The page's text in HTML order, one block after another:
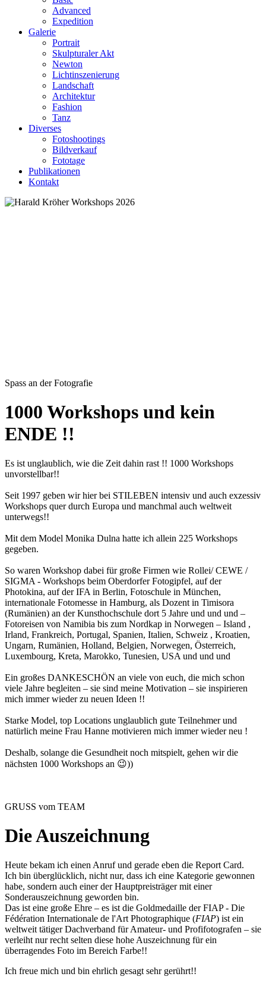
Advanced
Expedition
Galerie
Portrait
Skulpturaler Akt
Newton
Lichtinszenierung
Landschaft
Architektur
Fashion
Tanz
Diverses
Fotoshootings
Bildverkauf
Fototage
Publikationen
Kontakt
Spass an der Fotografie
1000 Workshops und kein
ENDE !!
Es ist unglaublich, wie die Zeit dahin rast !! 1000 Workshops
unvorstellbar!!
Seit 1997 geben wir hier bei STILEBEN intensiv und auch exzessiv
Workshops quer durch Europa und manchmal auch weltweit
unterwegs!!
Mit dem Model Monika Dulna hatte ich allein 225 Workshops
gegeben.
So waren Workshop dabei für große Firmen wie Rollei/ CEWE /
SIGMA - Workshops beim Oberdorfer Fotogipfel, auf der
Photokina, auf der IFA in Berlin, Fotoschule in München,
internationale Fotomesse in Hamburg, als Dozent in Timisora
(Rumänien) an der Kunsthochschule dort 5 Jahre und und und –
Fotoreisen von Namibia bis zum Nordkap in Norwegen – Island ,
Irland, Frankreich, Portugal, Spanien, Italien, Schweiz , Kroatien,
Ungarn, Rumänien, Holland, Belgien, Norwegen, Österreich,
Luxembourg, Kreta, Marokko, Tunesien, USA und und und
Ein großes DANKESCHÖN an viele von euch, die mich schon
viele Jahre begleiten – sie sind meine Motivation – sie inspirieren
mich immer wieder zu neuen Ideen !!
Starke Model, top Locations unglaublich gute Teilnehmer und
natürlich meine Frau Hanne motivieren mich immer wieder neu !
Deshalb, solange die Gesundheit noch mitspielt, gehen wir die
nächsten 1000 Workshops an 😉))
GRUSS vom TEAM
Die Auszeichnung
Heute bekam ich einen Anruf und gerade eben die Report Card.
Ich bin überglücklich, nicht nur, dass ich eine Kategorie gewonnen
habe, sondern auch einer der Hauptpreisträger mit einer
Sonderauszeichnung geworden bin.
Das ist eine große Ehre – es ist die Goldmedaille der FIAP - Die
Fédération Internationale de l'Art Photographique (FIAP) ist ein
weltweit tätiger Dachverband für Amateur- und Profifotografen – sie
verleiht nur recht selten diese hohe Auszeichnung für ein
überragendes Foto im Bereich Farbe!!
Ich freue mich und bin ehrlich gesagt sehr gerührt!!